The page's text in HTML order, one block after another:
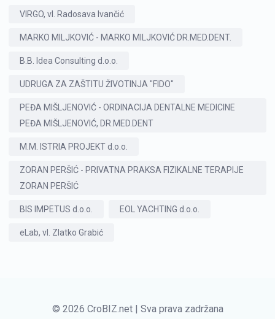
VIRGO, vl. Radosava Ivančić
MARKO MILJKOVIĆ - MARKO MILJKOVIĆ DR.MED.DENT.
B.B. Idea Consulting d.o.o.
UDRUGA ZA ZAŠTITU ŽIVOTINJA "FIDO"
PEĐA MIŠLJENOVIĆ - ORDINACIJA DENTALNE MEDICINE
PEĐA MIŠLJENOVIĆ, DR.MED.DENT
M.M. ISTRIA PROJEKT d.o.o.
ZORAN PERŠIĆ - PRIVATNA PRAKSA FIZIKALNE TERAPIJE
ZORAN PERŠIĆ
BIS IMPETUS d.o.o. EOL YACHTING d.o.o.
eLab, vl. Zlatko Grabić
© 2026 CroBIZ.net | Sva prava zadržana